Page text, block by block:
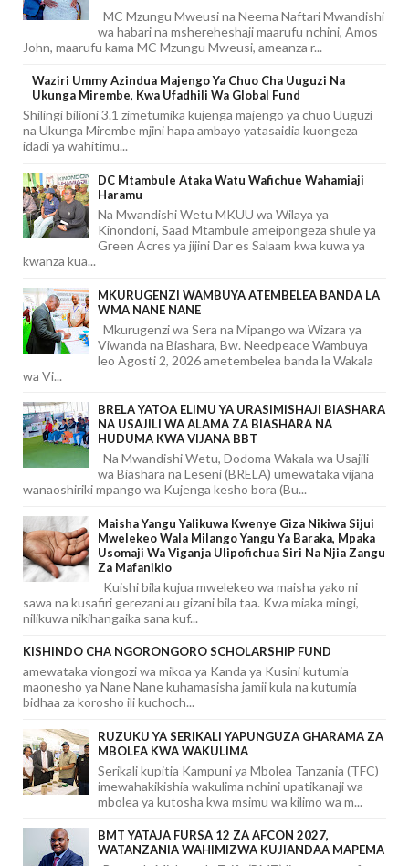
MC Mzungu Mweusi na Neema Naftari Mwandishi
wa habari na mshereheshaji maarufu nchini, Amos
John, maarufu kama MC Mzungu Mweusi, ameanza r...
Waziri Ummy Azindua Majengo Ya Chuo Cha Uuguzi Na
Ukunga Mirembe, Kwa Ufadhili Wa Global Fund
Shilingi bilioni 3.1 zimetumika kujenga majengo ya chuo Uuguzi
na Ukunga Mirembe mjini hapa ambayo yatasaidia kuongeza
idadi ya wahitimu...
DC Mtambule Ataka Watu Wafichue Wahamiaji
Haramu
Na Mwandishi Wetu MKUU wa Wilaya ya
Kinondoni, Saad Mtambule ameipongeza shule ya
Green Acres ya jijini Dar es Salaam kwa kuwa ya
kwanza kua...
MKURUGENZI WAMBUYA ATEMBELEA BANDA LA
WMA NANE NANE
Mkurugenzi wa Sera na Mipango wa Wizara ya
Viwanda na Biashara, Bw. Needpeace Wambuya
leo Agosti 2, 2026 ametembelea banda la Wakala
wa Vi...
BRELA YATOA ELIMU YA URASIMISHAJI BIASHARA
NA USAJILI WA ALAMA ZA BIASHARA NA
HUDUMA KWA VIJANA BBT
Na Mwandishi Wetu, Dodoma Wakala wa Usajili
wa Biashara na Leseni (BRELA) umewataka vijana
wanaoshiriki mpango wa Kujenga kesho bora (Bu...
Maisha Yangu Yalikuwa Kwenye Giza Nikiwa Sijui
Mwelekeo Wala Milango Yangu Ya Baraka, Mpaka
Usomaji Wa Viganja Ulipofichua Siri Na Njia Zangu
Za Mafanikio
Kuishi bila kujua mwelekeo wa maisha yako ni
sawa na kusafiri gerezani au gizani bila taa. Kwa miaka mingi,
nilikuwa nikihangaika sana kuf...
KISHINDO CHA NGORONGORO SCHOLARSHIP FUND
amewataka viongozi wa mikoa ya Kanda ya Kusini kutumia
maonesho ya Nane Nane kuhamasisha jamii kula na kutumia
bidhaa za korosho ili kuchoch...
RUZUKU YA SERIKALI YAPUNGUZA GHARAMA ZA
MBOLEA KWA WAKULIMA
Serikali kupitia Kampuni ya Mbolea Tanzania (TFC)
imewahakikishia wakulima nchini upatikanaji wa
mbolea ya kutosha kwa msimu wa kilimo wa m...
BMT YATAJA FURSA 12 ZA AFCON 2027,
WATANZANIA WAHIMIZWA KUJIANDAA MAPEMA